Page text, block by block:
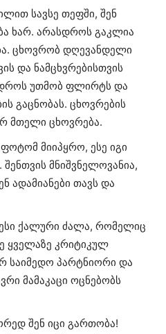
სავსე თეფში, შენ
ხარ. არასდროს გაკლია
ცხოვრობ დღევანდელი
და ნამცხვრებისთვის
უთმობ ფლირტს და
გაცნობას. ცხოვრების
მთელი ცხოვრება.
მიიპყრო, ესე იგი
მნიშვნელოვანია,
ადამიანები თავს და
ქალური ძალა, რომელიც
ყველაზე კრიტიკულ
საიმედო პარტნიორი და
მამაკაცი ოცნებობს
შენ იცი გართობა!